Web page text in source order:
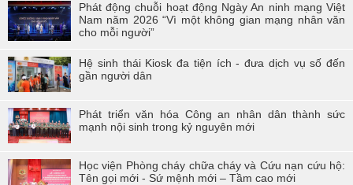
Phát động chuỗi hoạt động Ngày An ninh mạng Việt
Nam năm 2026 “Vì một không gian mạng nhân văn
cho mỗi người”
Hệ sinh thái Kiosk đa tiện ích - đưa dịch vụ số đến
gần người dân
Phát triển văn hóa Công an nhân dân thành sức
mạnh nội sinh trong kỷ nguyên mới
Học viện Phòng cháy chữa cháy và Cứu nạn cứu hộ:
Tên gọi mới - Sứ mệnh mới – Tầm cao mới